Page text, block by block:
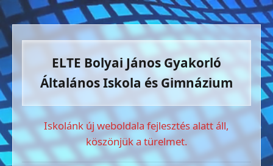
ELTE Bolyai János Gyakorló
Általános Iskola és Gimnázium
Iskolánk új weboldala fejlesztés alatt áll,
köszönjük a türelmet.